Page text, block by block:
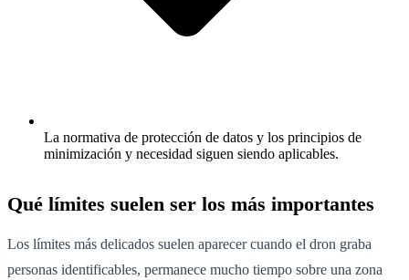
La normativa de protección de datos y los principios de
minimización y necesidad siguen siendo aplicables.
Qué límites suelen ser los más importantes
Los límites más delicados suelen aparecer cuando el dron graba
personas identificables, permanece mucho tiempo sobre una zona